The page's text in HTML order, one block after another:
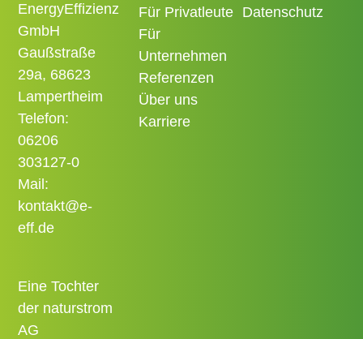
EnergyEffizienz
GmbH
Gaußstraße
29a, 68623
Lampertheim
Telefon:
06206
303127-0
Mail:
kontakt@e-
eff.de
Eine Tochter
der naturstrom
AG
Für Privatleute
Für
Unternehmen
Referenzen
Über uns
Karriere
Datenschutz